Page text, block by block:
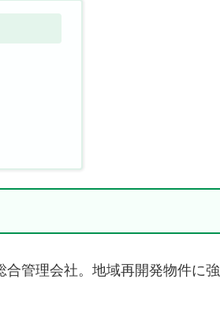
管理会社。地域再開発物件に強